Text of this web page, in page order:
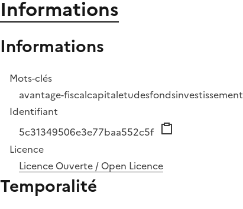
Informations
Informations
Mots-clés
avantage-fiscalcapitaletudesfondsinvestissement
Identifiant
5c31349506e3e77baa552c5f
Licence
Licence Ouverte / Open Licence
Temporalité